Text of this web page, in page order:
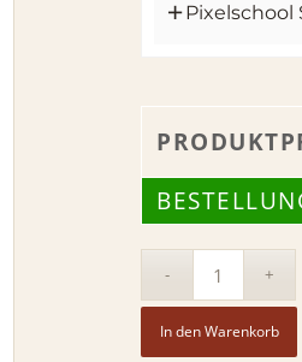
Pixelschool
In den Warenkorb